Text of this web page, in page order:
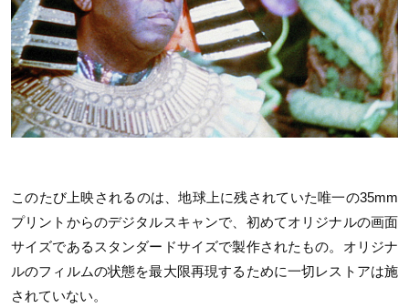
このたび上映されるのは、地球上に残されていた唯一の35mm
プリントからのデジタルスキャンで、初めてオリジナルの画面
サイズであるスタンダードサイズで製作されたもの。オリジナ
ルのフィルムの状態を最大限再現するために一切レストアは施
されていない。